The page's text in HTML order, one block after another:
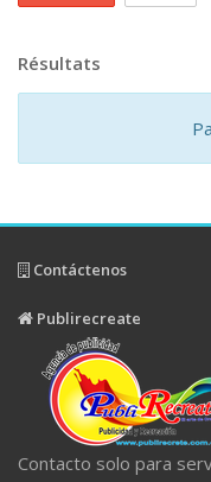
Résultats
Contáctenos
Publirecreate
Contacto solo para